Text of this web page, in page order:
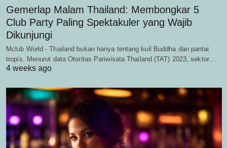
Gemerlap Malam Thailand: Membongkar 5
Club Party Paling Spektakuler yang Wajib
Dikunjungi
Mclub World - Thailand bukan hanya tentang kuil Buddha dan pantai
tropis. Menurut data Otoritas Pariwisata Thailand (TAT) 2023, sektor…
4 weeks ago